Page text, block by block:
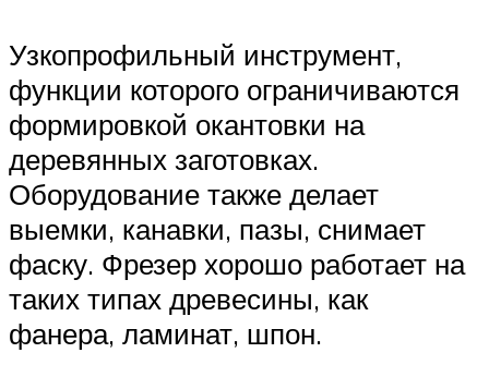
Узкопрофильный инструмент,
функции которого ограничиваются
формировкой окантовки на
деревянных заготовках.
Оборудование также делает
выемки, канавки, пазы, снимает
фаску. Фрезер хорошо работает на
таких типах древесины, как
фанера, ламинат, шпон.